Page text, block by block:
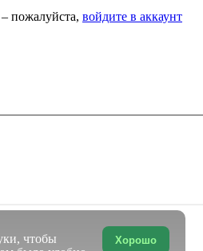
пожалуйста, войдите в аккаунт
Хорошо
чтобы